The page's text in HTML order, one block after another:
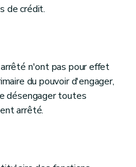
de crédit.
n'ont pas pour effet
du pouvoir d'engager,
désengager toutes
arrêté.